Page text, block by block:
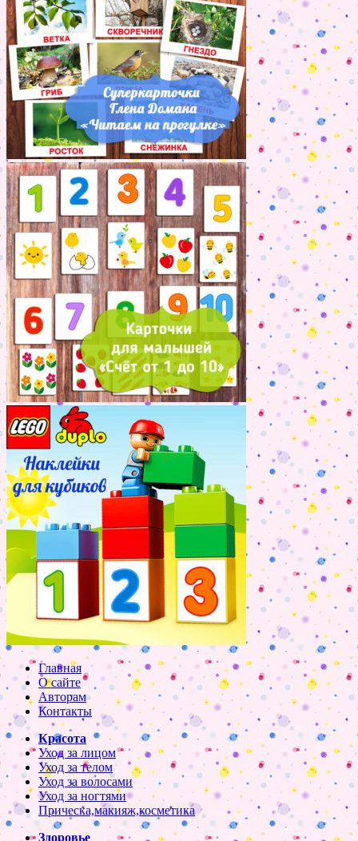
Главная
О сайте
Авторам
Контакты
Красота
Уход за лицом
Уход за телом
Уход за волосами
Уход за ногтями
Прическа,макияж,косметика
Здоровье